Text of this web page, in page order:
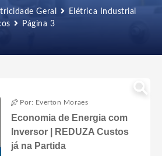
Geral
Elétrica Industrial
Página 3
Por: Everton Moraes
Economia de Energia com
Inversor | REDUZA Custos
já na Partida